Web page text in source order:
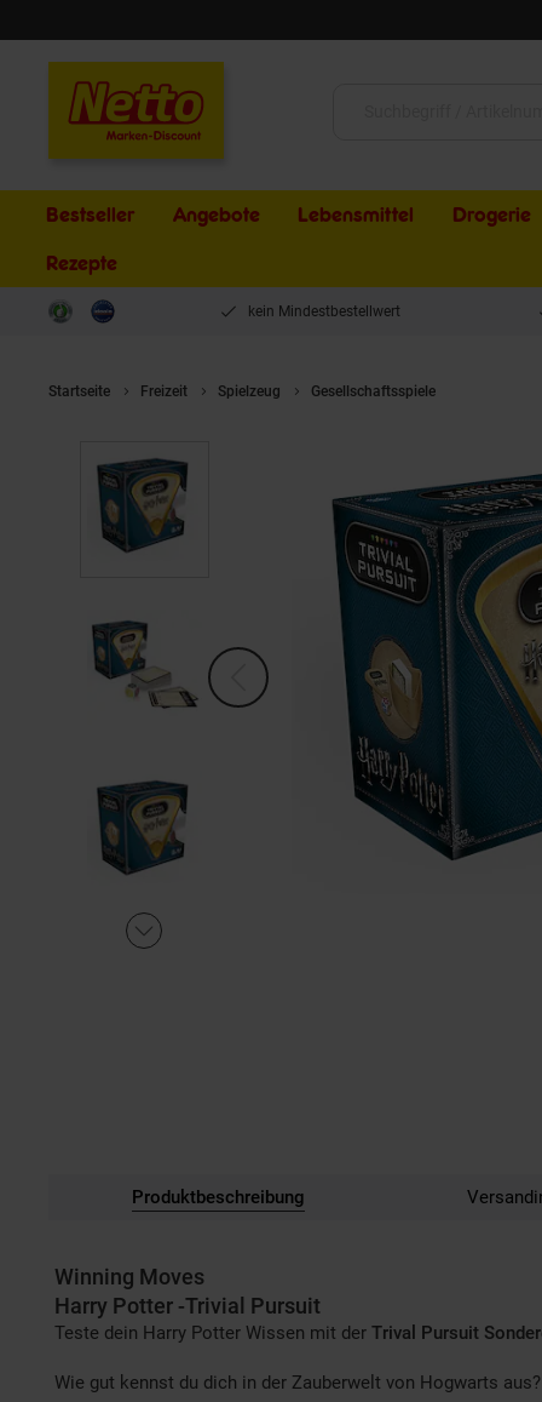
Bestseller Angebote Lebensmittel Drogerie
Rezepte
kein Mindestbestellwert
Startseite Freizeit Spielzeug Gesellschaftsspiele
Produktbeschreibung
Winning Moves
Harry Potter -Trivial Pursuit
Teste dein Harry Potter Wissen mit der Trival Pursuit
Wie gut kennst du dich in der Zauberwelt von Hogwarts aus?